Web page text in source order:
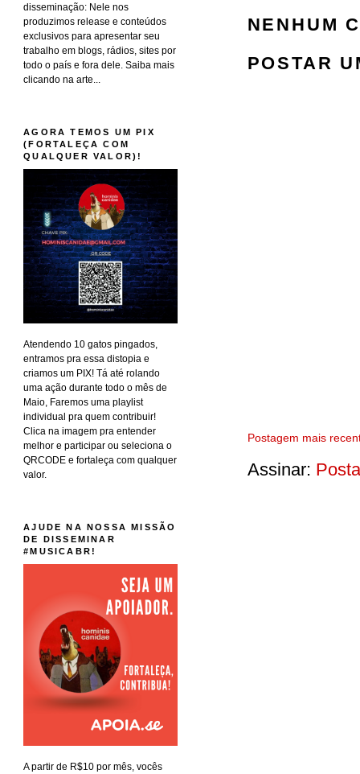
NENHUM
POSTAR
Postagem mais
Assinar:
disseminação: Nele nos
produzimos release e conteúdos
exclusivos para apresentar seu
trabalho em blogs, rádios, sites por
todo o país e fora dele. Saiba mais
clicando na arte...
AGORA TEMOS UM PIX
(FORTALEÇA COM
QUALQUER VALOR)!
Atendendo 10 gatos pingados,
entramos pra essa distopia e
criamos um PIX! Tá até rolando
uma ação durante todo o mês de
Maio, Faremos uma playlist
individual pra quem contribuir!
Clica na imagem pra entender
melhor e participar ou seleciona o
QRCODE e fortaleça com qualquer
valor.
AJUDE NA NOSSA MISSÃO
DE DISSEMINAR
#MUSICABR!
A partir de R$10 por mês, vocês